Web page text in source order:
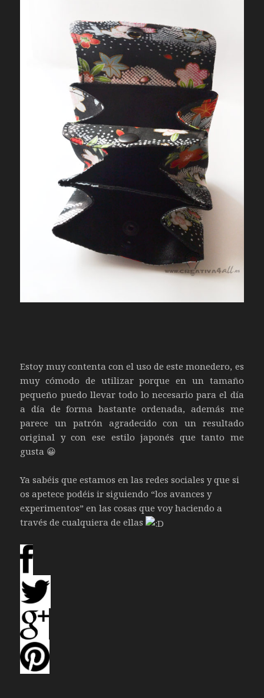
Estoy muy contenta con el uso de este monedero, es
muy cómodo de utilizar porque en un tamaño
pequeño puedo llevar todo lo necesario para el día
a día de forma bastante ordenada, además me
parece un patrón agradecido con un resultado
original y con ese estilo japonés que tanto me
gusta 😀
Ya sabéis que estamos en las redes sociales y que si
os apetece podéis ir siguiendo “los avances y
experimentos” en las cosas que voy haciendo a
través de cualquiera de ellas